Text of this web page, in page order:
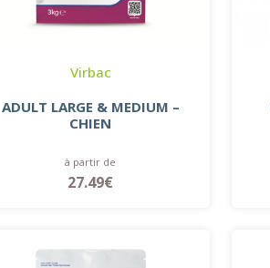
Virbac
ADULT LARGE & MEDIUM –
CHIEN
à partir de
27.49€